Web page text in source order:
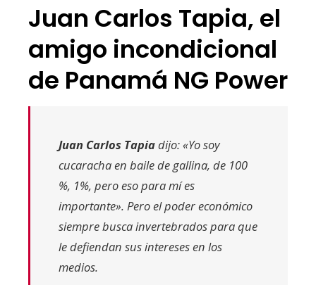
Juan Carlos Tapia, el
amigo incondicional
de Panamá NG Power
Juan Carlos Tapiadijo: «Yo soy
cucaracha en baile de gallina, de 100
%, 1%, pero eso para mí es
importante». Pero el poder económico
siempre busca invertebrados para que
le defiendan sus intereses en los
medios.